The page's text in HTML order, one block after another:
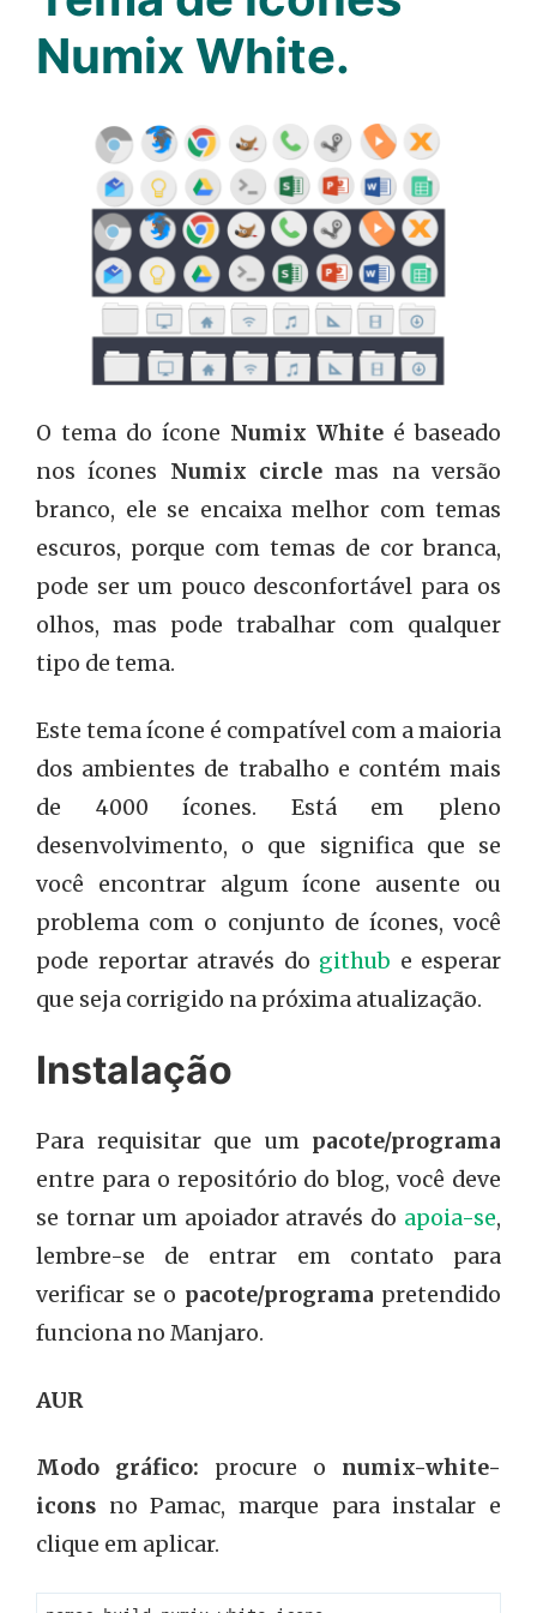
Numix White.
O tema do ícone Numix White é baseado
nos ícones Numix circle mas na versão
branco, ele se encaixa melhor com temas
escuros, porque com temas de cor branca,
pode ser um pouco desconfortável para os
olhos, mas pode trabalhar com qualquer
tipo de tema.
Este tema ícone é compatível com a maioria
dos ambientes de trabalho e contém mais
de 4000 ícones. Está em pleno
desenvolvimento, o que significa que se
você encontrar algum ícone ausente ou
problema com o conjunto de ícones, você
pode reportar através do github e esperar
que seja corrigido na próxima atualização.
Instalação
Para requisitar que um pacote/programa
entre para o repositório do blog, você deve
se tornar um apoiador através do apoia-se,
lembre-se de entrar em contato para
verificar se o pacote/programa pretendido
funciona no Manjaro.
AUR
Modo gráfico: procure o numix-white-
icons no Pamac, marque para instalar e
clique em aplicar.